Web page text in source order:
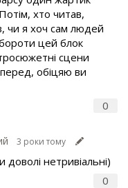
0
хто читав,
чи я хоч сам людей
цей блок
сцени
обіцяю ви
3 роки тому
0
нетривіальні)